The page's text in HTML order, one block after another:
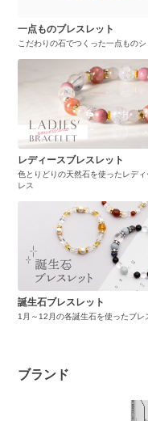
一点ものブレスレット
こだわりの石でつくった一点もの
レディースブレスレット
色とりどりの天然石を使ったレデ
レス
誕生石ブレスレット
1月～12月の各誕生石を使ったブレ
ブランド